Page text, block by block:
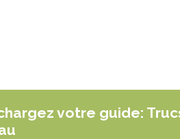
votre guide: